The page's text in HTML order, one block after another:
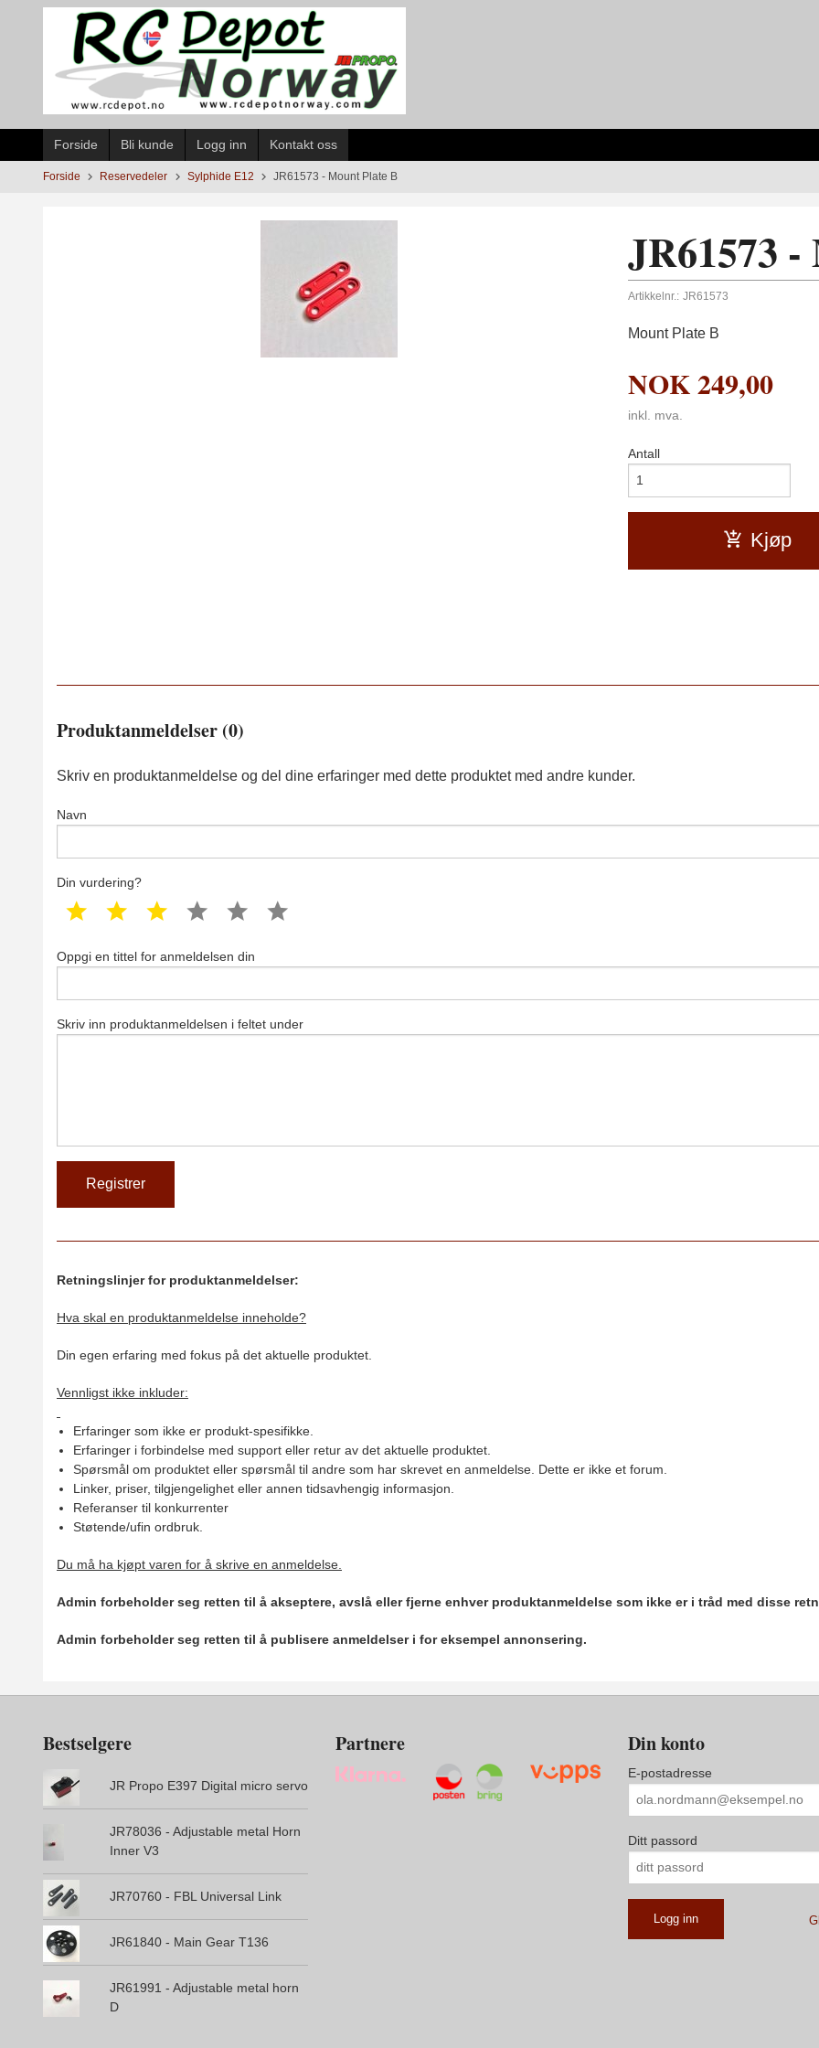
Forside Bli kunde Logg inn Kontakt oss
Forside Reservedeler Sylphide E12 JR61573 - Mount Plate B
JR61573
Artikkelnr.: JR61573
Mount Plate B
NOK249,00
inkl. mva.
Antall
Kjøp
Produktanmeldelser (0)
Skriv en produktanmeldelse og del dine erfaringer med dette produktet med andre kunder.
Navn
Din vurdering?
1 star 2 star 3 star 4 star 5 star
Oppgi en tittel for anmeldelsen din
Skriv inn produktanmeldelsen i feltet under
Retningslinjer for produktanmeldelser:
Hva skal en produktanmeldelse inneholde?
Din egen erfaring med fokus på det aktuelle produktet.
Vennligst ikke inkluder:
Erfaringer som ikke er produkt-spesifikke.
Erfaringer i forbindelse med support eller retur av det aktuelle produktet.
Spørsmål om produktet eller spørsmål til andre som har skrevet en anmeldelse. Dette er ikke et forum.
Linker, priser, tilgjengelighet eller annen tidsavhengig informasjon.
Referanser til konkurrenter
Støtende/ufin ordbruk.
Du må ha kjøpt varen for å skrive en anmeldelse.
Admin forbeholder seg retten til å akseptere, avslå eller fjerne enhver produktanmeldelse som ikke er i tråd med disse
Admin forbeholder seg retten til å publisere anmeldelser i for eksempel annonsering.
Bestselgere
JR Propo E397 Digital micro servo
JR78036 - Adjustable metal Horn
Inner V3
JR70760 - FBL Universal Link
JR61840 - Main Gear T136
JR61991 - Adjustable metal horn
D
Partnere Din konto
E-postadresse
Ditt passord